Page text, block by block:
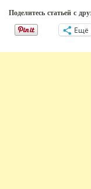
Поделитесь статьей с
Ещё